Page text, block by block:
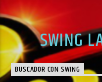
SWING
BUSCADOR CON SWING